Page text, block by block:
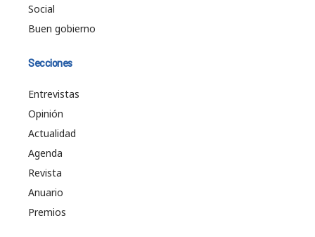
Social
Buen gobierno
Secciones
Entrevistas
Opinión
Actualidad
Agenda
Revista
Anuario
Premios